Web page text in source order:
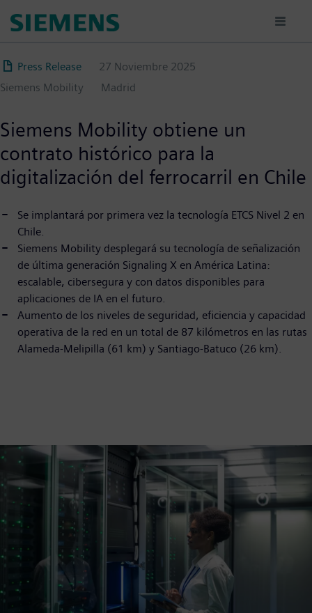
principal
Press Release
27 Noviembre 2025
Siemens Mobility
Madrid
Siemens Mobility obtiene un
contrato histórico para la
digitalización del ferrocarril en Chile
Se implantará por primera vez la tecnología ETCS Nivel 2 en
Chile.
Siemens Mobility desplegará su tecnología de señalización
de última generación Signaling X en América Latina:
escalable, cibersegura y con datos disponibles para
aplicaciones de IA en el futuro.
Aumento de los niveles de seguridad, eficiencia y capacidad
operativa de la red en un total de 87 kilómetros en las rutas
Alameda-Melipilla (61 km) y Santiago-Batuco (26 km).